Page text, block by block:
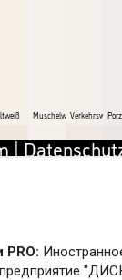
PRO: